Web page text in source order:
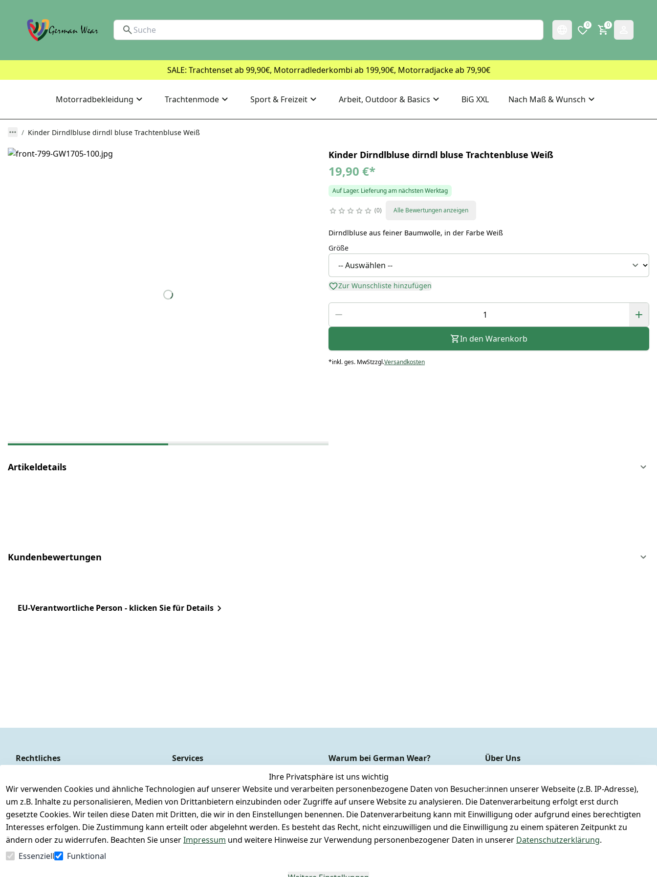
0 0
SALE: Trachtenset ab 99,90€, Motorradlederkombi ab 199,90€, Motorradjacke ab 79,90€
Motorradbekleidung Trachtenmode Sport & Freizeit Arbeit, Outdoor & Basics BiG XXL Nach Maß & Wunsch
Kinder Dirndlbluse dirndl bluse Trachtenbluse Weiß
Kinder Dirndlbluse dirndl bluse Trachtenbluse Weiß
19,90 €*
Auf Lager. Lieferung am nächsten Werktag
0 Alle Bewertungen anzeigen
Dirndlbluse aus feiner Baumwolle, in der Farbe Weiß
Größe
Zur Wunschliste hinzufügen
In den Warenkorb
*inkl. ges. MwStzzgl.Versandkosten
Artikeldetails
Kundenbewertungen
EU-Verantwortliche Person - klicken Sie für Details
Ihre Privatsphäre ist uns wichtig
Wir verwenden Cookies und ähnliche Technologien auf unserer Website und verarbeiten personenbezogene Daten von Besucher:innen unserer Webseite (z.B. IP-Adresse),
um z.B. Inhalte zu personalisieren, Medien von Drittanbietern einzubinden oder Zugriffe auf unsere Website zu analysieren. Die Datenverarbeitung erfolgt erst durch
gesetzte Cookies. Wir teilen diese Daten mit Dritten, die wir in den Einstellungen benennen. Die Datenverarbeitung kann mit Einwilligung oder aufgrund eines berechtigten
Interesses erfolgen. Die Zustimmung kann erteilt oder abgelehnt werden. Es besteht das Recht, nicht einzuwilligen und die Einwilligung zu einem späteren Zeitpunkt zu
ändern oder zu widerrufen. Beachten Sie unserImpressum und weitere Hinweise zur Verwendung personenbezogener Daten in unserer Datenschutzerklärung.
Essenziell
Funktional
Rechtliches
Impressum
Datenschutzerklärung
Barrierefreiheitserklärung
Widerrufsrecht
Vertrag widerrufen
Services
Registrieren
Versand & Versandkosten
Retoure & Rücksendung
Rücksendeetikett drucken (Inland)
FAQs - Häufig gestellte Fragen
Warum bei German Wear?
Dauer Tiefpreisgarantie*
Express-24h-Versand
24/7 aktueller Warenbestand
+ 95% aus eigener Herstellung
+ 60 Jahre Geschäftserfahrung
Über Uns
unsere Facebook-Seite
unsere Damen & Herren Größentabelle
unsere Gutscheine & SALE
Whatsapp Nr.: +4951167695014
Lagerverkauf: Ikarusallee 13, 30179 Hannover